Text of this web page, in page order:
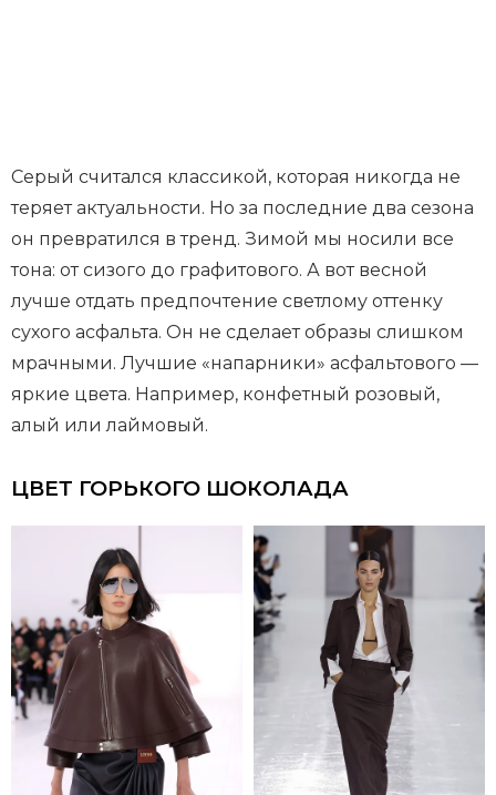
Серый считался классикой, которая никогда не
теряет актуальности. Но за последние два сезона
он превратился в тренд. Зимой мы носили все
тона: от сизого до графитового. А вот весной
лучше отдать предпочтение светлому оттенку
сухого асфальта. Он не сделает образы слишком
мрачными. Лучшие «напарники» асфальтового —
яркие цвета. Например, конфетный розовый,
алый или лаймовый.
ЦВЕТ ГОРЬКОГО ШОКОЛАДА